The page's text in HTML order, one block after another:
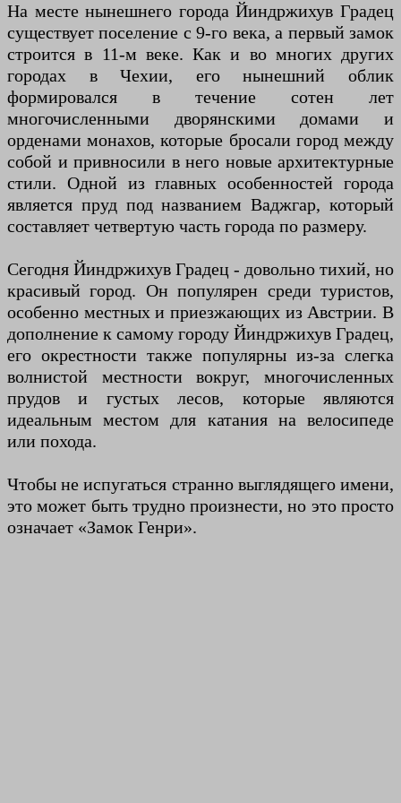
На месте нынешнего города Йиндржихув Градец
существует поселение с 9-го века, а первый замок
строится в 11-м веке. Как и во многих других
городах в Чехии, его нынешний облик
формировался в течение сотен лет
многочисленными дворянскими домами и
орденами монахов, которые бросали город между
собой и привносили в него новые архитектурные
стили. Одной из главных особенностей города
является пруд под названием Ваджгар, который
составляет четвертую часть города по размеру.
Сегодня Йиндржихув Градец - довольно тихий, но
красивый город. Он популярен среди туристов,
особенно местных и приезжающих из Австрии. В
дополнение к самому городу Йиндржихув Градец,
его окрестности также популярны из-за слегка
волнистой местности вокруг, многочисленных
прудов и густых лесов, которые являются
идеальным местом для катания на велосипеде
или похода.
Чтобы не испугаться странно выглядящего имени,
это может быть трудно произнести, но это просто
означает «Замок Генри».